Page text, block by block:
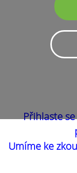
Přihlaste
Umíme ke